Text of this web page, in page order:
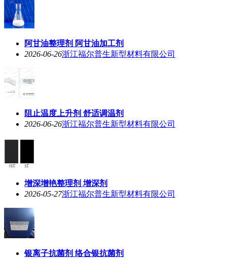
阿甘油整理剂 阿甘油加工剂
2026-06-26浙江福尔普生新型材料有限公司
阻止温度上升剂 舒适调温剂
2026-06-26浙江福尔普生新型材料有限公司
增深增艳整理剂 增深剂
2026-05-27浙江福尔普生新型材料有限公司
银离子抗菌剂 络合银抗菌剂